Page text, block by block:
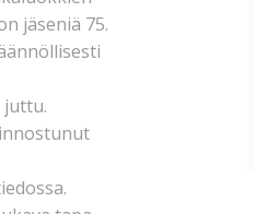
jäseniä 75.
juttu.